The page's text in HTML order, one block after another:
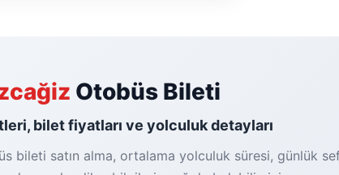
Otobüs Bileti
bilet fiyatları ve yolculuk detayları
bileti satın alma, ortalama yolculuk süresi, günlük